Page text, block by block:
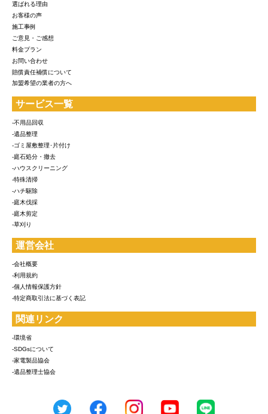
選ばれる理由
お客様の声
施工事例
ご意見・ご感想
料金プラン
お問い合わせ
賠償責任補償について
加盟希望の業者の方へ
サービス一覧
-不用品回収
-遺品整理
-ゴミ屋敷整理･片付け
-庭石処分・撤去
-ハウスクリーニング
-特殊清掃
-ハチ駆除
-庭木伐採
-庭木剪定
-草刈り
運営会社
-会社概要
-利用規約
-個人情報保護方針
-特定商取引法に基づく表記
関連リンク
-環境省
-SDGsについて
-家電製品協会
-遺品整理士協会